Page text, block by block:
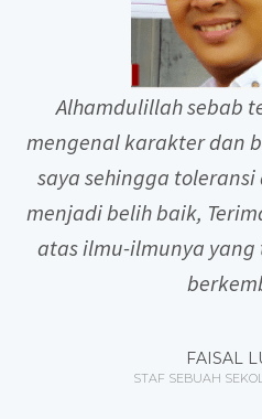
Alhamdulillah sebab
mengenal karakter dan
saya sehingga
menjadi belih baik,
atas ilmu-ilmunya
FAISAL
STAF SEBUAH